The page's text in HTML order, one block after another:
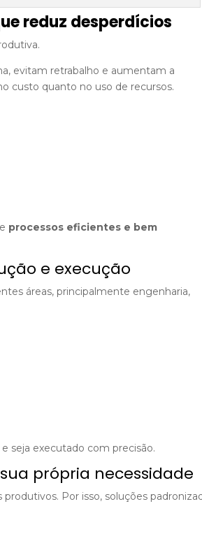
reduz desperdícios
evitam retrabalho e aumentam a
custo quanto no uso de recursos.
processos eficientes e bem
e execução
áreas, principalmente engenharia,
seja executado com precisão.
própria necessidade
Por isso, soluções